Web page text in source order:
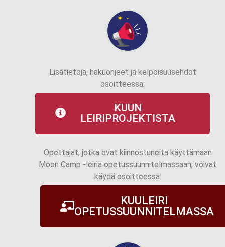
Lisätietoja, hakuohjeet ja kelpoisuusehdot
osoitteessa:
KUUN
LEIRIPROJEKTISTA
Opettajat, jotka ovat kiinnostuneita käyttämään
Moon Camp -leiriä opetussuunnitelmassaan, voivat
käydä osoitteessa:
KUULEIRI
OPETUSSUUNNITELMASSA